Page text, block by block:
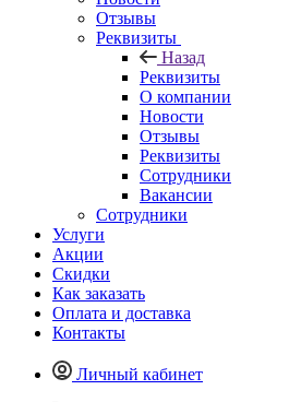
Отзывы
Реквизиты
Назад
Реквизиты
О компании
Новости
Отзывы
Реквизиты
Сотрудники
Вакансии
Сотрудники
Услуги
Акции
Скидки
Как заказать
Оплата и доставка
Контакты
Личный кабинет